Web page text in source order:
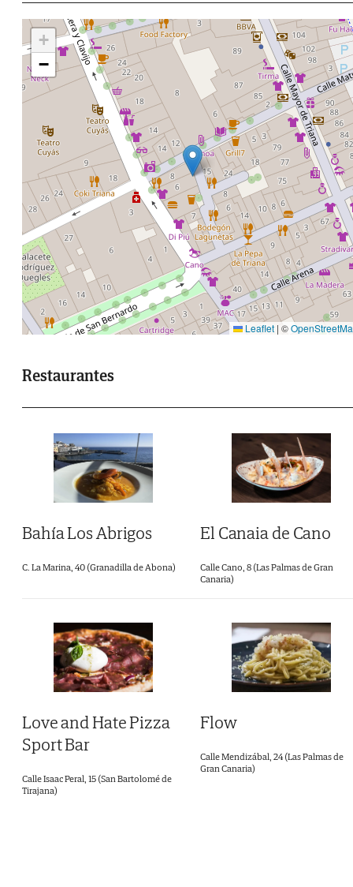
+
−
Leaflet | ©
Restaurantes
Bahía Los Abrigos
C. La Marina, 40 (Granadilla de Abona)
El Canaia de Cano
Calle Cano, 8 (Las Palmas de Gran
Canaria)
Love and Hate Pizza
Sport Bar
Calle Isaac Peral, 15 (San Bartolomé de
Tirajana)
Flow
Calle Mendizábal, 24 (Las Palmas de
Gran Canaria)